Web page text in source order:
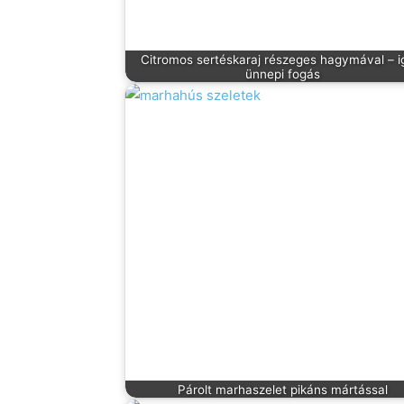
Citromos sertéskaraj részeges hagymával –
ünnepi fogás
Párolt marhaszelet pikáns mártással